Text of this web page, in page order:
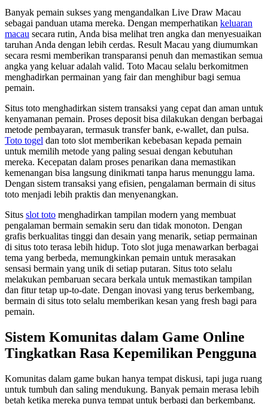
Banyak pemain sukses yang mengandalkan Live Draw Macau
sebagai panduan utama mereka. Dengan memperhatikan keluaran
macau secara rutin, Anda bisa melihat tren angka dan menyesuaikan
taruhan Anda dengan lebih cerdas. Result Macau yang diumumkan
secara resmi memberikan transparansi penuh dan memastikan semua
angka yang keluar adalah valid. Toto Macau selalu berkomitmen
menghadirkan permainan yang fair dan menghibur bagi semua
pemain.
Situs toto menghadirkan sistem transaksi yang cepat dan aman untuk
kenyamanan pemain. Proses deposit bisa dilakukan dengan berbagai
metode pembayaran, termasuk transfer bank, e-wallet, dan pulsa.
Toto togel dan toto slot memberikan kebebasan kepada pemain
untuk memilih metode yang paling sesuai dengan kebutuhan
mereka. Kecepatan dalam proses penarikan dana memastikan
kemenangan bisa langsung dinikmati tanpa harus menunggu lama.
Dengan sistem transaksi yang efisien, pengalaman bermain di situs
toto menjadi lebih praktis dan menyenangkan.
Situs slot toto menghadirkan tampilan modern yang membuat
pengalaman bermain semakin seru dan tidak monoton. Dengan
grafis berkualitas tinggi dan desain yang menarik, setiap permainan
di situs toto terasa lebih hidup. Toto slot juga menawarkan berbagai
tema yang berbeda, memungkinkan pemain untuk merasakan
sensasi bermain yang unik di setiap putaran. Situs toto selalu
melakukan pembaruan secara berkala untuk memastikan tampilan
dan fitur tetap up-to-date. Dengan inovasi yang terus berkembang,
bermain di situs toto selalu memberikan kesan yang fresh bagi para
pemain.
Sistem Komunitas dalam Game Online
Tingkatkan Rasa Kepemilikan Pengguna
Komunitas dalam game bukan hanya tempat diskusi, tapi juga ruang
untuk tumbuh dan saling mendukung. Banyak pemain merasa lebih
betah ketika mereka punya tempat untuk berbagi dan berkembang.